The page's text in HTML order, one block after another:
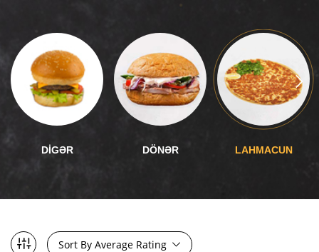
DİGƏR DÖNƏR LAHMACUN
Sort By Average Rating